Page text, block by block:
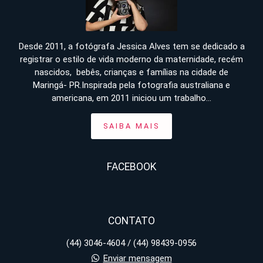
Desde 2011, a fotógrafa Jessica Alves tem se dedicado a
registrar o estilo de vida moderno da maternidade, recém
nascidos, bebês, crianças e famílias na cidade de
Maringá- PR.Inspirada pela fotografia australiana e
americana, em 2011 iniciou um trabalho...
SAIBA MAIS
FACEBOOK
CONTATO
(44) 3046-4604 / (44) 98439-0956
Enviar mensagem